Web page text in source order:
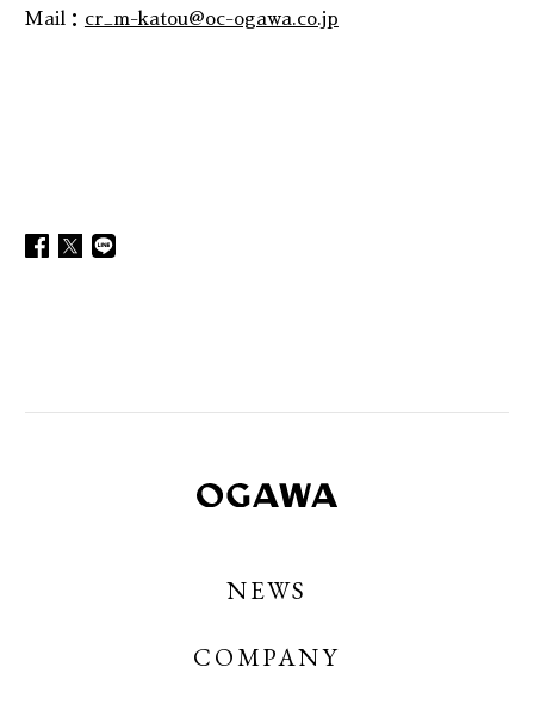
Mail： cr_m-katou@oc-ogawa.co.jp
NEWS
COMPANY